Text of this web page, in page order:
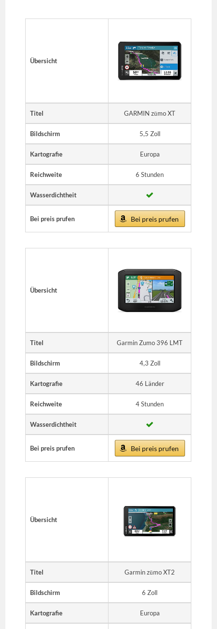
Übersicht
Titel GARMIN zūmo XT
Bildschirm 5,5 Zoll
Kartografie Europa
Reichweite 6 Stunden
Wasserdichtheit
Bei preis prufen Bei preis prufen
Übersicht
Titel Garmin Zumo 396 LMT
Bildschirm 4,3 Zoll
Kartografie 46 Länder
Reichweite 4 Stunden
Wasserdichtheit
Bei preis prufen Bei preis prufen
Übersicht
Titel Garmin zūmo XT2
Bildschirm 6 Zoll
Kartografie Europa